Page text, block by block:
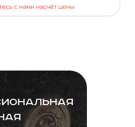
с нами насчёт цены